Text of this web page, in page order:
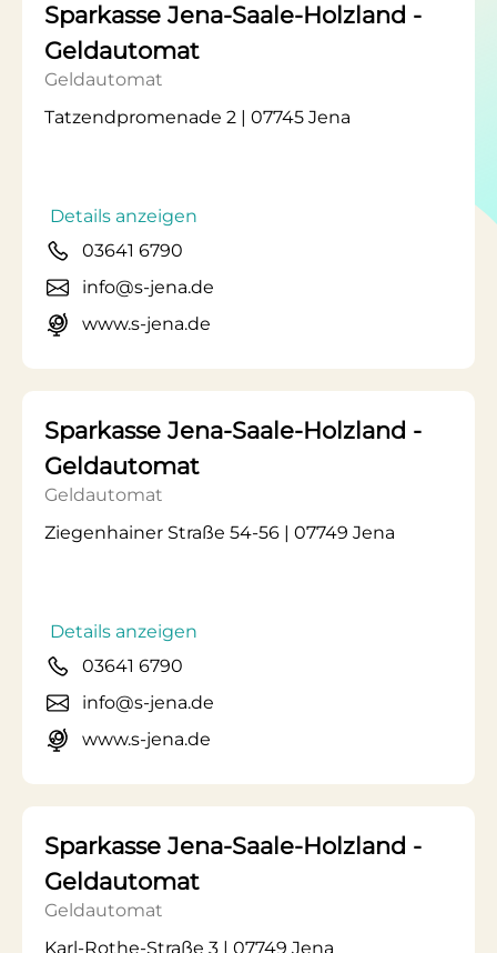
Sparkasse Jena-Saale-Holzland -
Geldautomat
Geldautomat
Tatzendpromenade 2 | 07745 Jena
Details anzeigen
03641 6790
info@s-jena.de
www.s-jena.de
Sparkasse Jena-Saale-Holzland -
Geldautomat
Geldautomat
Ziegenhainer Straße 54-56 | 07749 Jena
Details anzeigen
03641 6790
info@s-jena.de
www.s-jena.de
Sparkasse Jena-Saale-Holzland -
Geldautomat
Geldautomat
Karl-Rothe-Straße 3 | 07749 Jena